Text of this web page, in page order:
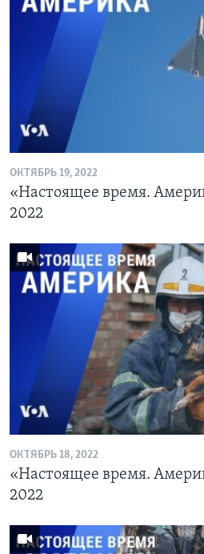
ОКТЯБРЬ 19, 2022
«Настоящее время.
2022
ОКТЯБРЬ 18, 2022
«Настоящее время.
2022